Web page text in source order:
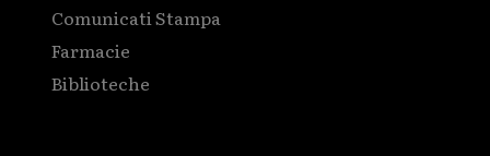
Comunicati Stampa
Farmacie
Biblioteche